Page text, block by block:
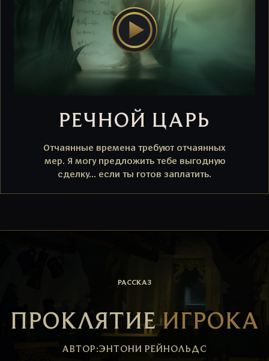
РЕЧНОЙ ЦАРЬ
Отчаянные времена требуют отчаянных
мер. Я могу предложить тебе выгодную
сделку... если ты готов заплатить.
РАССКАЗ
ПРОКЛЯТИЕ ИГРОКА
АВТОР:ЭНТОНИ РЕЙНОЛЬДС